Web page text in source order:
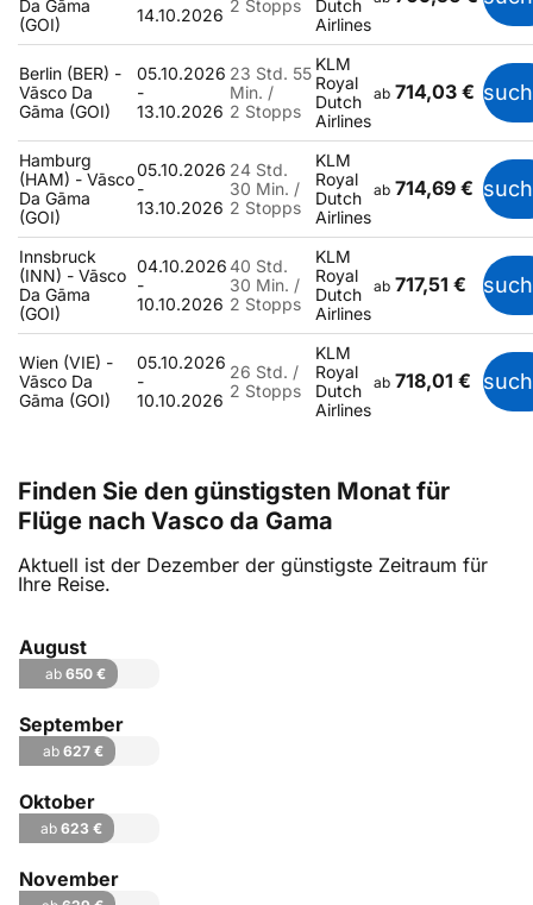
Da Gāma
(GOI)
14.10.2026 2 Stopps
Dutch
Airlines
Berlin (BER) -
Vāsco Da
Gāma (GOI)
05.10.2026
-
13.10.2026
23 Std. 55
Min. /
2 Stopps
KLM
Royal
Dutch
Airlines
ab 714,03 €
Hamburg
(HAM) - Vāsco
Da Gāma
(GOI)
05.10.2026
-
13.10.2026
24 Std.
30 Min. /
2 Stopps
KLM
Royal
Dutch
Airlines
ab 714,69 €
Innsbruck
(INN) - Vāsco
Da Gāma
(GOI)
04.10.2026
-
10.10.2026
40 Std.
30 Min. /
2 Stopps
KLM
Royal
Dutch
Airlines
ab 717,51 €
Wien (VIE) -
Vāsco Da
Gāma (GOI)
05.10.2026
-
10.10.2026
26 Std. /
2 Stopps
KLM
Royal
Dutch
Airlines
ab 718,01 €
Finden Sie den günstigsten Monat für
Flüge nach Vasco da Gama
Aktuell ist der Dezember der günstigste Zeitraum für
Ihre Reise.
August
ab 650 €
September
ab 627 €
Oktober
ab623 €
November